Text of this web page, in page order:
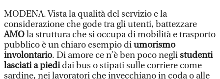
MODENA. Vista la qualità del servizio e la
considerazione che gode tra gli utenti, battezzare
AMOla struttura che si occupa di mobilità e trasporto
pubblico è un chiaro esempio diumorismo
involontario. Di amore ce n’è ben poco neglistudenti
lasciati a piedidai bus o stipati sulle corriere come
sardine, nei lavoratori che invecchiano in coda o alle